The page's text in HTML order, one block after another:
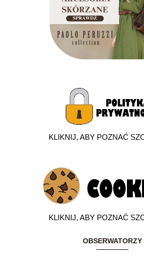
KLIKNIJ, ABY POZNAĆ
KLIKNIJ, ABY POZNAĆ
OBSERWATORZY